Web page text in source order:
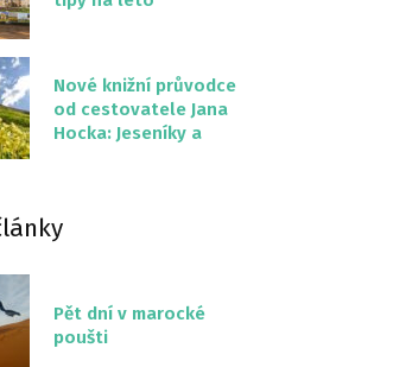
Nové knižní průvodce
od cestovatele Jana
Hocka: Jeseníky a
Pět dní v marocké
poušti